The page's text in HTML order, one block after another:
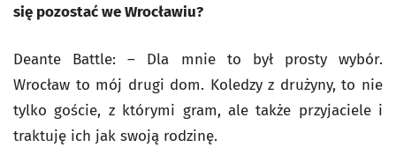
się pozostać we Wrocławiu?
Deante Battle: – Dla mnie to był prosty wybór.
Wrocław to mój drugi dom. Koledzy z drużyny, to nie
tylko goście, z którymi gram, ale także przyjaciele i
traktuję ich jak swoją rodzinę.